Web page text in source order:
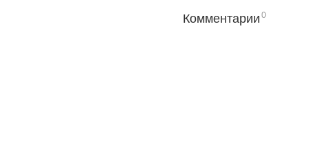
Комментарии 0